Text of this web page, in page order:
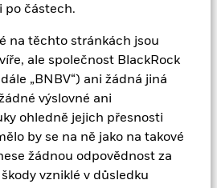
po částech.
na těchto stránkách jsou
ale společnost BlackRock
„BNBV“) ani žádná jiná
výslovné ani
ohledně jejich přesnosti
by se na ně jako na takové
žádnou odpovědnost za
vzniklé v důsledku
nároky, škody, výdaje (včetně
BlackRock utrpí nebo jí
nesprávného používání
Žádná ze stran by neměla
druhé straně za jakoukoli
může druhé straně vzniknout
kterou první strana
jiné včetně výpadku napájení.